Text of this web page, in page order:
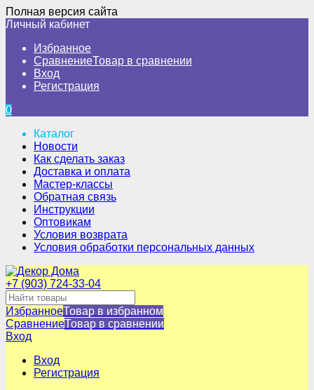
Полная версия сайта
Личный кабинет
Избранное
СравнениеТовар в сравнении
Вход
Регистрация
0
Каталог
Новости
Как сделать заказ
Доставка и оплата
Мастер-классы
Обратная связь
Инструкции
Оптовикам
Условия возврата
Условия обработки персональных данных
+7 (903) 724-33-04
ИзбранноеТовар в избранном
СравнениеТовар в сравнении
Вход
Вход
Регистрация